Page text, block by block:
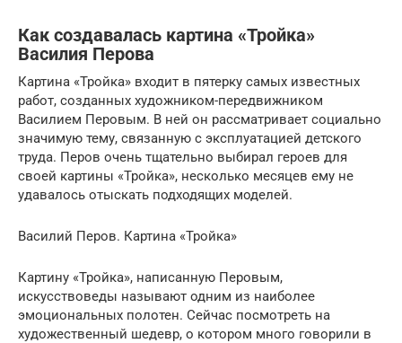
Как создавалась картина «Тройка»
Василия Перова
Картина «Тройка» входит в пятерку самых известных
работ, созданных художником-передвижником
Василием Перовым. В ней он рассматривает социально
значимую тему, связанную с эксплуатацией детского
труда. Перов очень тщательно выбирал героев для
своей картины «Тройка», несколько месяцев ему не
удавалось отыскать подходящих моделей.
Василий Перов. Картина «Тройка»
Картину «Тройка», написанную Перовым,
искусствоведы называют одним из наиболее
эмоциональных полотен. Сейчас посмотреть на
художественный шедевр, о котором много говорили в